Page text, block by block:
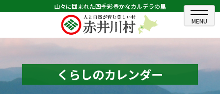
山々に囲まれた四季彩豊かなカルデラの里
ホーム
むらのできごと
むらのプロフィール
くらしのカレンダー